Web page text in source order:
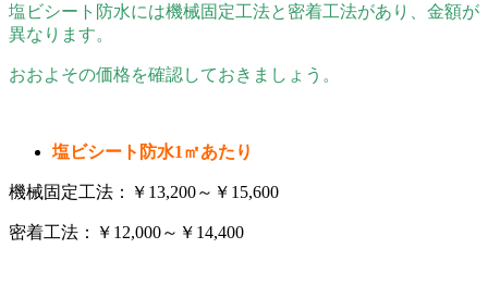
塩ビシート防水には機械固定工法と密着工法があり、金額が
異なります。
おおよその価格を確認しておきましょう。
塩ビシート防水1㎡あたり
機械固定工法：￥13,200～￥15,600
密着工法：￥12,000～￥14,400